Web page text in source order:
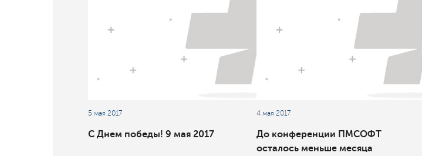
5 мая 2017
С Днем победы! 9 мая 2017
4 мая 2017
До конференции ПМСОФТ
осталось меньше месяца